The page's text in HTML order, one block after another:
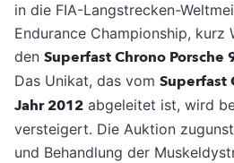
in die FIA-Langstrecken-
Endurance Championship, kurz
den Superfast Chrono Porsche
Das Unikat, das vom Superfast
Jahr 2012 abgeleitet ist, wird
versteigert. Die Auktion
und Behandlung der